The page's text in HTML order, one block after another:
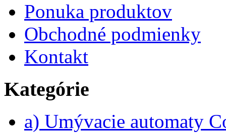
Ponuka produktov
Obchodné podmienky
Kontakt
Kategórie
a) Umývacie automaty